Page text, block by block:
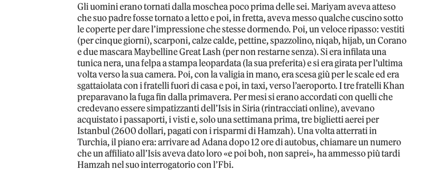
Gli uomini erano tornati dalla moschea poco prima delle sei. Mariyam aveva atteso
che suo padre fosse tornato a letto e poi, in fretta, aveva messo qualche cuscino sotto
le coperte per dare l’impressione che stesse dormendo. Poi, un veloce ripasso: vestiti
(per cinque giorni), scarponi, calze calde, pettine, spazzolino, niqab, hijab, un Corano
e due mascara Maybelline Great Lash (per non restarne senza). Si era infilata una
tunica nera, una felpa a stampa leopardata (la sua preferita) e si era girata per l’ultima
volta verso la sua camera. Poi, con la valigia in mano, era scesa giù per le scale ed era
sgattaiolata con i fratelli fuori di casa e poi, in taxi, verso l’aeroporto. I tre fratelli Khan
preparavano la fuga fin dalla primavera. Per mesi si erano accordati con quelli che
credevano essere simpatizzanti dell’Isis in Siria (rintracciati online), avevano
acquistato i passaporti, i visti e, solo una settimana prima, tre biglietti aerei per
Istanbul (2600 dollari, pagati con i risparmi di Hamzah). Una volta atterrati in
Turchia, il piano era: arrivare ad Adana dopo 12 ore di autobus, chiamare un numero
che un affiliato all’Isis aveva dato loro «e poi boh, non saprei», ha ammesso più tardi
Hamzah nel suo interrogatorio con l’Fbi.